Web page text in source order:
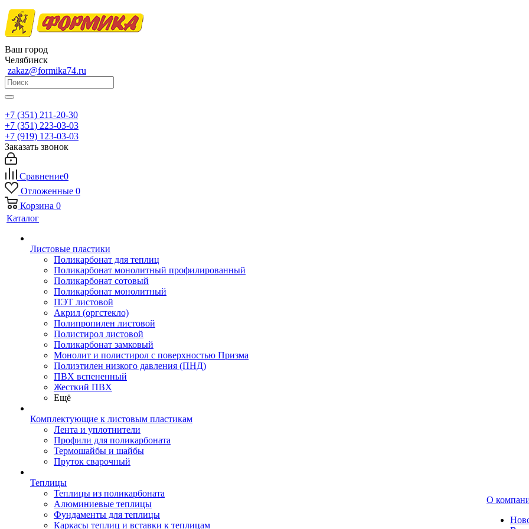
Ваш город
Челябинск
zakaz@formika74.ru
+7 (351) 211-20-30
+7 (351) 223-03-03
+7 (919) 123-03-03
Заказать звонок
Сравнение0
Отложенные 0
Корзина 0
Каталог
Листовые пластики
Поликарбонат для теплиц
Поликарбонат монолитный профилированный
Поликарбонат сотовый
Поликарбонат монолитный
ПЭТ листовой
Акрил (оргстекло)
Полипропилен листовой
Полистирол листовой
Поликарбонат замковый
Монолит и полистирол с поверхностью Призма
Полиэтилен низкого давления (ПНД)
ПВХ вспененный
Жесткий ПВХ
Ещё
Комплектующие к листовым пластикам
Лента и уплотнители
Профили для поликарбоната
Термошайбы и шайбы
Пруток сварочный
Теплицы
Теплицы из поликарбоната
Алюминиевые теплицы
Фундаменты для теплицы
Каркасы теплиц и вставки к теплицам
О